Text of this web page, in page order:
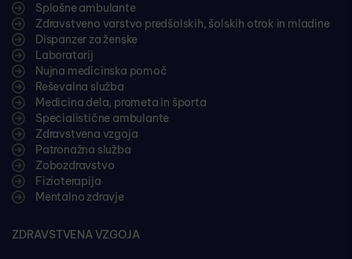
Splošne ambulante
Zdravstveno varstvo predšolskih, šolskih otrok in mladine
Dispanzer za ženske
Laboratorij
Nujna medicinska pomoč
Reševalna služba
Medicina dela, prometa in športa
Specialistične ambulante
Zdravstvena vzgoja
Patronažna služba
Zobozdravstvo
Fizioterapija
Mentalno zdravje
ZDRAVSTVENA VZGOJA